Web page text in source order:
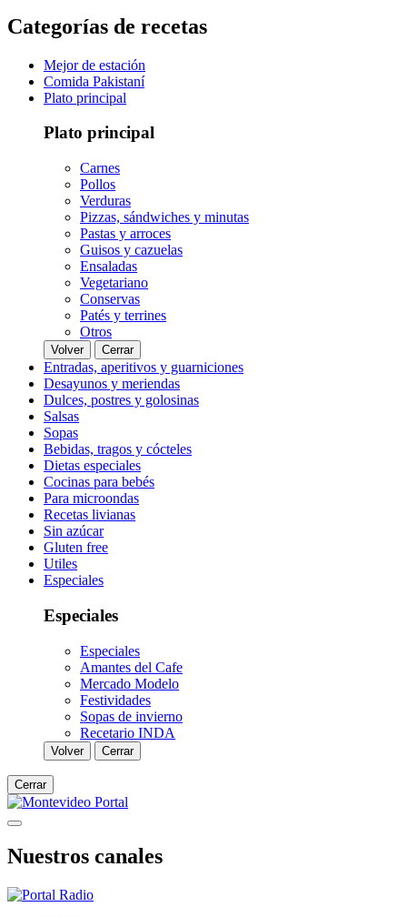
Categorías de recetas
Mejor de estación
Comida Pakistaní
Plato principal
Plato principal
Carnes
Pollos
Verduras
Pizzas, sándwiches y minutas
Pastas y arroces
Guisos y cazuelas
Ensaladas
Vegetariano
Conservas
Patés y terrines
Otros
Volver Cerrar
Entradas, aperitivos y guarniciones
Desayunos y meriendas
Dulces, postres y golosinas
Salsas
Sopas
Bebidas, tragos y cócteles
Dietas especiales
Cocinas para bebés
Para microondas
Recetas livianas
Sin azúcar
Gluten free
Utiles
Especiales
Especiales
Especiales
Amantes del Cafe
Mercado Modelo
Festividades
Sopas de invierno
Recetario INDA
Volver Cerrar
Cerrar
Nuestros canales